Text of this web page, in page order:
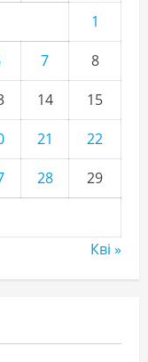
1
7
8
14
15
21
22
28
29
Кві »